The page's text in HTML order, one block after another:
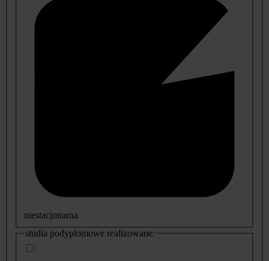
niestacjonarna
studia podyplomowe realizowane: